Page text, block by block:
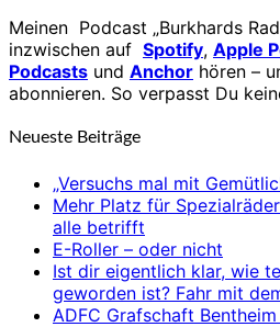
Meinen Podcast „Burkhards
inzwischen auf Spotify, Apple
Podcasts und Anchor hören –
abonnieren. So verpasst Du
Neueste Beiträge
„Versuchs mal mit
Mehr Platz für
alle betrifft
E-Roller – oder nicht
Ist dir eigentlich klar, wie
geworden ist? Fahr mit
ADFC Grafschaft